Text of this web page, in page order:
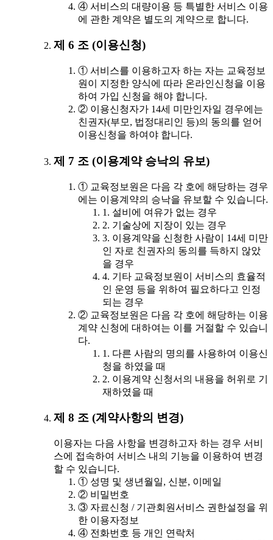
④ 서비스의 대량이용 등 특별한 서비스 이용
에 관한 계약은 별도의 계약으로 합니다.
제 6 조 (이용신청)
① 서비스를 이용하고자 하는 자는 교육정보
원이 지정한 양식에 따라 온라인신청을 이용
하여 가입 신청을 해야 합니다.
② 이용신청자가 14세 미만인자일 경우에는
친권자(부모, 법정대리인 등)의 동의를 얻어
이용신청을 하여야 합니다.
제 7 조 (이용계약 승낙의 유보)
① 교육정보원은 다음 각 호에 해당하는 경우
에는 이용계약의 승낙을 유보할 수 있습니다.
1. 설비에 여유가 없는 경우
2. 기술상에 지장이 있는 경우
3. 이용계약을 신청한 사람이 14세 미만
인 자로 친권자의 동의를 득하지 않았
을 경우
4. 기타 교육정보원이 서비스의 효율적
인 운영 등을 위하여 필요하다고 인정
되는 경우
② 교육정보원은 다음 각 호에 해당하는 이용
계약 신청에 대하여는 이를 거절할 수 있습니
다.
1. 다른 사람의 명의를 사용하여 이용신
청을 하였을 때
2. 이용계약 신청서의 내용을 허위로 기
재하였을 때
제 8 조 (계약사항의 변경)
이용자는 다음 사항을 변경하고자 하는 경우 서비
스에 접속하여 서비스 내의 기능을 이용하여 변경
할 수 있습니다.
① 성명 및 생년월일, 신분, 이메일
② 비밀번호
③ 자료신청 / 기관회원서비스 권한설정을 위
한 이용자정보
④ 전화번호 등 개인 연락처